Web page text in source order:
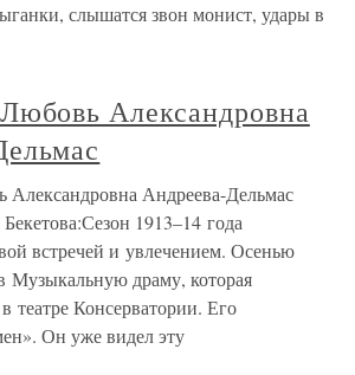
слышатся звон монист, удары в
Александровна
Андреева-Дельмас
1913–14 года
встречей и увлечением. Осенью
Музыкальную драму, которая
театре Консерватории. Его
Он уже видел эту